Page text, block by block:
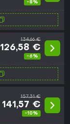
-8%
134,66 €
126,58 €
-6%
157,31 €
141,57 €
-10%